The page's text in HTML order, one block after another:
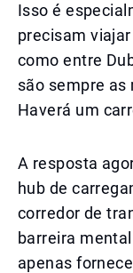
Isso é
precisam
como entre
são sempre
Haverá um
A resposta
hub de
corredor de
barreira
apenas